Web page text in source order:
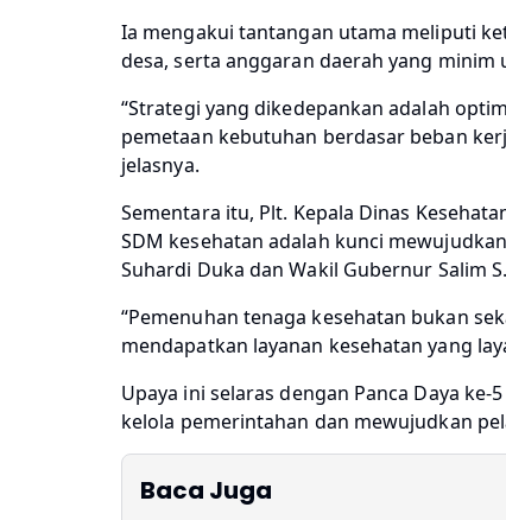
Ia mengakui tantangan utama meliputi
desa, serta anggaran daerah yang
“Strategi yang dikedepankan adalah
pemetaan kebutuhan berdasar beban
jelasnya.
Sementara itu, Plt. Kepala Dinas
SDM kesehatan adalah kunci
Suhardi Duka dan Wakil Gubernur Salim
“Pemenuhan tenaga kesehatan bukan
mendapatkan layanan kesehatan yang
Upaya ini selaras dengan Panca Daya
kelola pemerintahan dan mewujudkan
Baca Juga